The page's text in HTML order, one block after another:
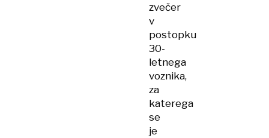
zvečer
v
postopku
30-
letnega
voznika,
za
katerega
se
je